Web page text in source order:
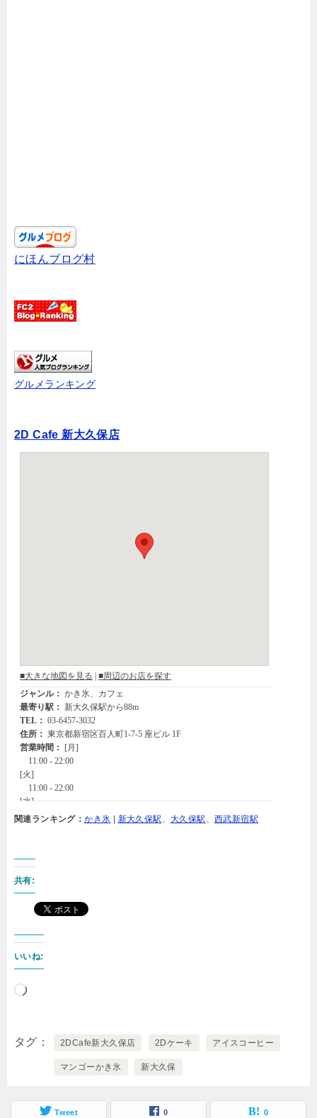
にほんブログ村
グルメランキング
2D Cafe 新大久保店
関連ランキング：かき氷 新大久保駅 、大久保駅 、西武新宿駅
共有:
いいね:
読
タグ 2DCafe新大久保店 2Dケーキ アイスコーヒー
マンゴーかき氷 新大久保
Tweet 0 0